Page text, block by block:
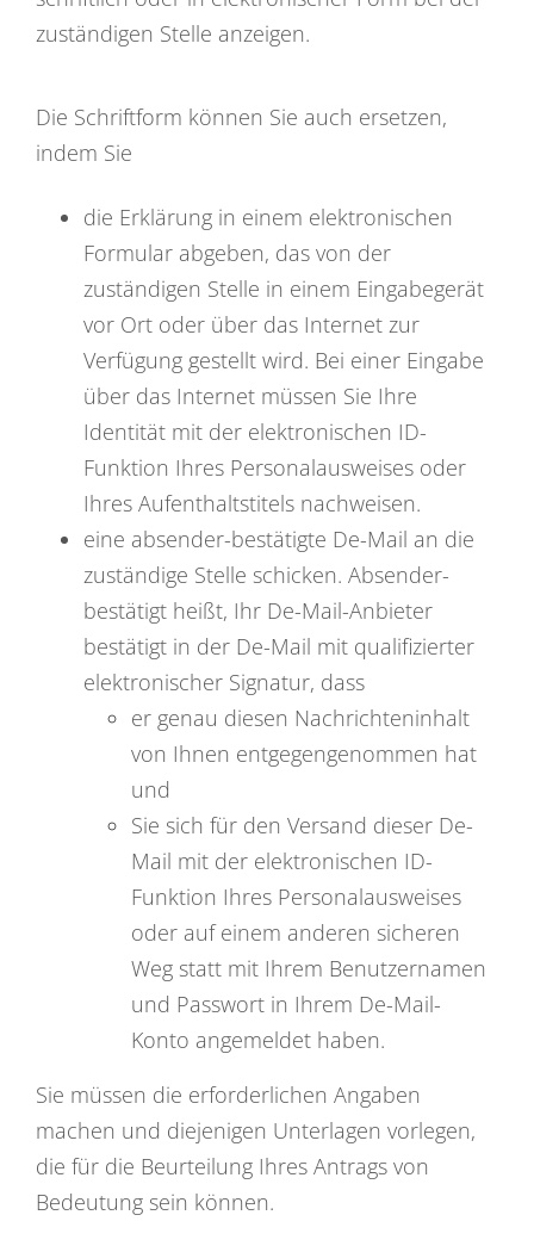
zuständigen Stelle anzeigen.
Die Schriftform können Sie auch ersetzen,
indem Sie
die Erklärung in einem elektronischen
Formular abgeben, das von der
zuständigen Stelle in einem Eingabegerät
vor Ort oder über das Internet zur
Verfügung gestellt wird. Bei einer Eingabe
über das Internet müssen Sie Ihre
Identität mit der elektronischen ID-
Funktion Ihres Personalausweises oder
Ihres Aufenthaltstitels nachweisen.
eine absender-bestätigte De-Mail an die
zuständige Stelle schicken. Absender-
bestätigt heißt, Ihr De-Mail-Anbieter
bestätigt in der De-Mail mit qualifizierter
elektronischer Signatur, dass
er genau diesen Nachrichteninhalt
von Ihnen entgegengenommen hat
und
Sie sich für den Versand dieser De-
Mail mit der elektronischen ID-
Funktion Ihres Personalausweises
oder auf einem anderen sicheren
Weg statt mit Ihrem Benutzernamen
und Passwort in Ihrem De-Mail-
Konto angemeldet haben.
Sie müssen die erforderlichen Angaben
machen und diejenigen Unterlagen vorlegen,
die für die Beurteilung Ihres Antrags von
Bedeutung sein können.